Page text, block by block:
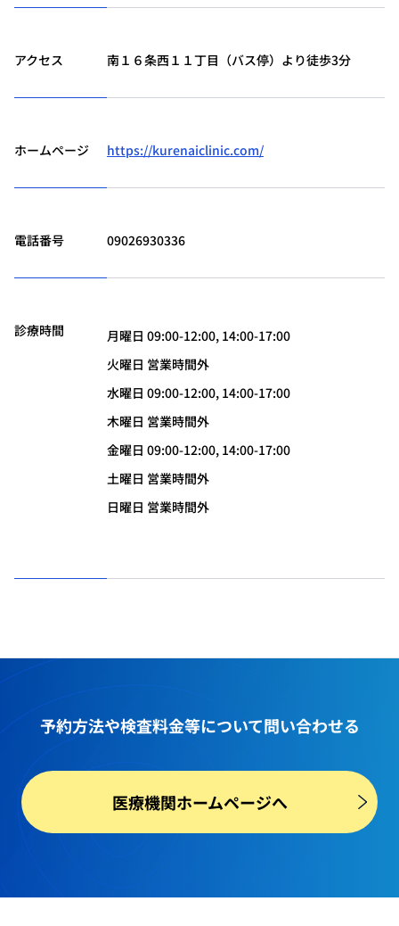
アクセス 南１６条西１１丁目（バス停）より徒歩3分
ホームページ https://kurenaiclinic.com/
電話番号 09026930336
診療時間
月曜日 09:00-12:00, 14:00-17:00
火曜日 営業時間外
水曜日 09:00-12:00, 14:00-17:00
木曜日 営業時間外
金曜日 09:00-12:00, 14:00-17:00
土曜日 営業時間外
日曜日 営業時間外
予約方法や検査料金等について問い合わせる
医療機関ホームページへ